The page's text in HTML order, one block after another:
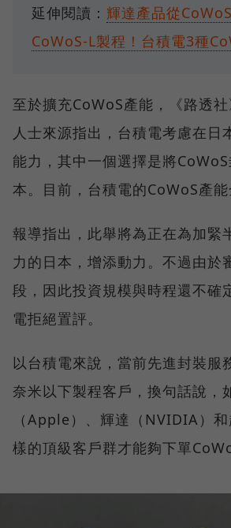
延伸閱讀： 輝達產品從
CoWoS-L製程！台積電3種
至於擴充CoWoS產能，《路透
人士來源指出，台積電考慮在日
能力，其中一個選擇是將
本。目前，台積電的CoWoS產能
報導指出，此舉將為正在為加緊
力的日本，增添動力。不過由於
段，因此投資規模與時程還不確
電拒絕置評。
以台積電來說，當前先進封裝服
奈米以下製程客戶，換句話說，
（Apple）、輝達（NVIDIA）
樣的頂級客戶群才能夠下單